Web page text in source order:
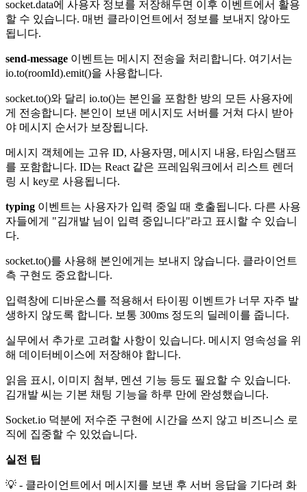
socket.data에 사용자 정보를 저장해두면 이후 이벤트에서 활용
할 수 있습니다. 매번 클라이언트에서 정보를 보내지 않아도
됩니다.
send-message 이벤트는 메시지 전송을 처리합니다. 여기서는
io.to(roomId).emit()을 사용합니다.
socket.to()와 달리 io.to()는 본인을 포함한 방의 모든 사용자에
게 전송합니다. 본인이 보낸 메시지도 서버를 거쳐 다시 받아
야 메시지 순서가 보장됩니다.
메시지 객체에는 고유 ID, 사용자명, 메시지 내용, 타임스탬프
를 포함합니다. ID는 React 같은 프레임워크에서 리스트 렌더
링 시 key로 사용됩니다.
typing 이벤트는 사용자가 입력 중일 때 호출됩니다. 다른 사용
자들에게 "김개발 님이 입력 중입니다"라고 표시할 수 있습니
다.
socket.to()를 사용해 본인에게는 보내지 않습니다. 클라이언트
측 구현도 중요합니다.
입력창에 디바운스를 적용해서 타이핑 이벤트가 너무 자주 발
생하지 않도록 합니다. 보통 300ms 정도의 딜레이를 줍니다.
실무에서 추가로 고려할 사항이 있습니다. 메시지 영속성을 위
해 데이터베이스에 저장해야 합니다.
읽음 표시, 이미지 첨부, 멘션 기능 등도 필요할 수 있습니다.
김개발 씨는 기본 채팅 기능을 하루 만에 완성했습니다.
Socket.io 덕분에 저수준 구현에 시간을 쓰지 않고 비즈니스 로
직에 집중할 수 있었습니다.
실전 팁
💡 - 클라이언트에서 메시지를 보낸 후 서버 응답을 기다려 화